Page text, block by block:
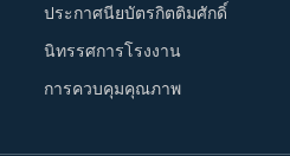
ประกาศนียบัตรกิตติมศักดิ์
นิทรรศการโรงงาน
การควบคุมคุณภาพ